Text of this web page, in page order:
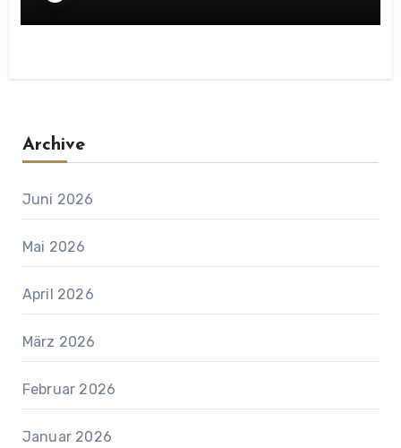
Archive
Juni 2026
Mai 2026
April 2026
März 2026
Februar 2026
Januar 2026